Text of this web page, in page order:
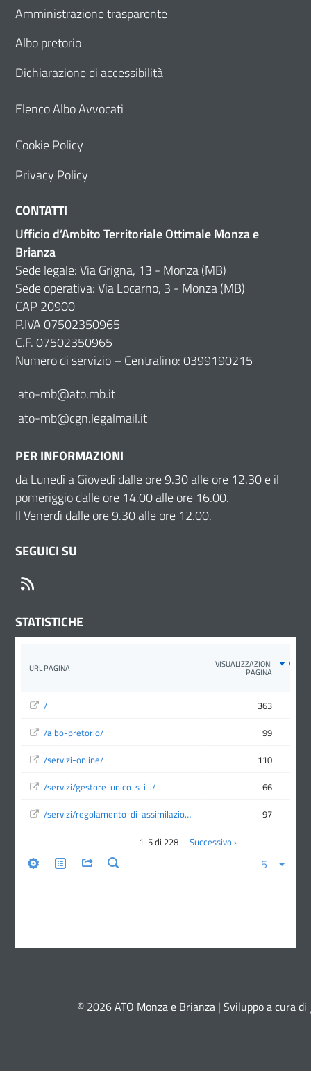
Amministrazione trasparente
Albo pretorio
Dichiarazione di accessibilità
Elenco Albo Avvocati
Cookie Policy
Privacy Policy
CONTATTI
Ufficio d’Ambito Territoriale Ottimale Monza e
Brianza
Sede legale: Via Grigna, 13 - Monza (MB)
Sede operativa: Via Locarno, 3 - Monza (MB)
CAP 20900
P.IVA 07502350965
C.F. 07502350965
Numero di servizio – Centralino: 0399190215
ato-mb@ato.mb.it
ato-mb@cgn.legalmail.it
PER INFORMAZIONI
da Lunedì a Giovedì dalle ore 9.30 alle ore 12.30 e il
pomeriggio dalle ore 14.00 alle ore 16.00.
Il Venerdì dalle ore 9.30 alle ore 12.00.
SEGUICI SU
STATISTICHE
© 2026 ATO Monza e Brianza | Sviluppo a cura di